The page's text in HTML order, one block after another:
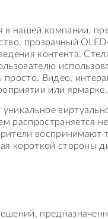
в нашей компании,
прозрачный
контента.
просто. Видео,
или ярмарке.
распространяется
короткой стороны